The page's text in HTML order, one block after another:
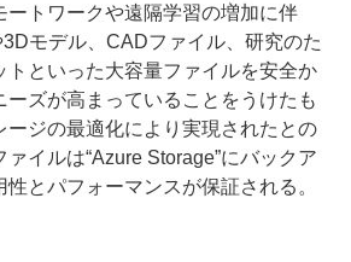
トワークや遠隔学習の増加に伴
モデル、CADファイル、研究のた
トといった大容量ファイルを安全か
ーズが高まっていることをうけたも
ージの最適化により実現されたとの
イルは“Azure Storage”にバックア
とパフォーマンスが保証される。